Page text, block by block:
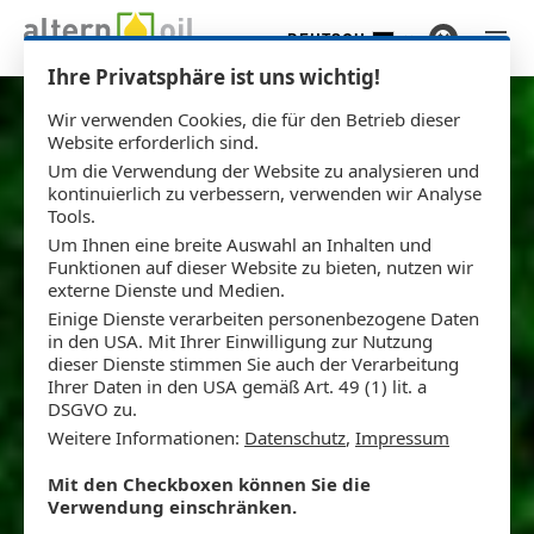
DEUTSCH
Ihre Privatsphäre ist uns wichtig!
Wir verwenden Cookies, die für den Betrieb dieser
Website erforderlich sind.
Um die Verwendung der Website zu analysieren und
kontinuierlich zu verbessern, verwenden wir Analyse
Tools.
Um Ihnen eine breite Auswahl an Inhalten und
Funktionen auf dieser Website zu bieten, nutzen wir
externe Dienste und Medien.
Einige Dienste verarbeiten personenbezogene Daten
in den USA. Mit Ihrer Einwilligung zur Nutzung
dieser Dienste stimmen Sie auch der Verarbeitung
Ihrer Daten in den USA gemäß Art. 49 (1) lit. a
DSGVO zu.
Weitere Informationen: Datenschutz, Impressum
Mit den Checkboxen können Sie die
Verwendung einschränken.